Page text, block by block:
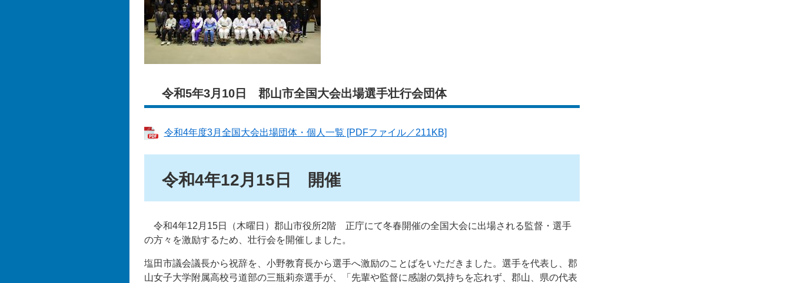
​​令和5年3月10日 郡山市全国大会出場選手壮行会団体
令和4年度3月全国大会出場団体・個人一覧 [PDFファイル／211KB]
令和4年12月15日 開催
令和4年12月15日（木曜日）郡山市役所2階 正庁にて冬春開催の全国大会に出場される監督・選手
の方々を激励するため、壮行会を開催しました。
塩田市議会議長から祝辞を、小野教育長から選手へ激励のことばをいただきました。選手を代表し、郡
山女子大学附属高校弓道部の三瓶莉奈選手が、「先輩や監督に感謝の気持ちを忘れず、郡山、県の代表